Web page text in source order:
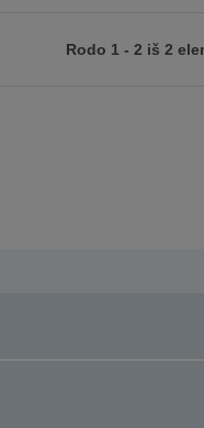
Rodo 1 - 2 iš 2